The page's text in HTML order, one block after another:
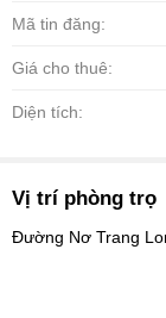
Mã tin đăng:
Giá cho thuê:
Diện tích:
Vị trí phòng trọ
Đường Nơ Trang